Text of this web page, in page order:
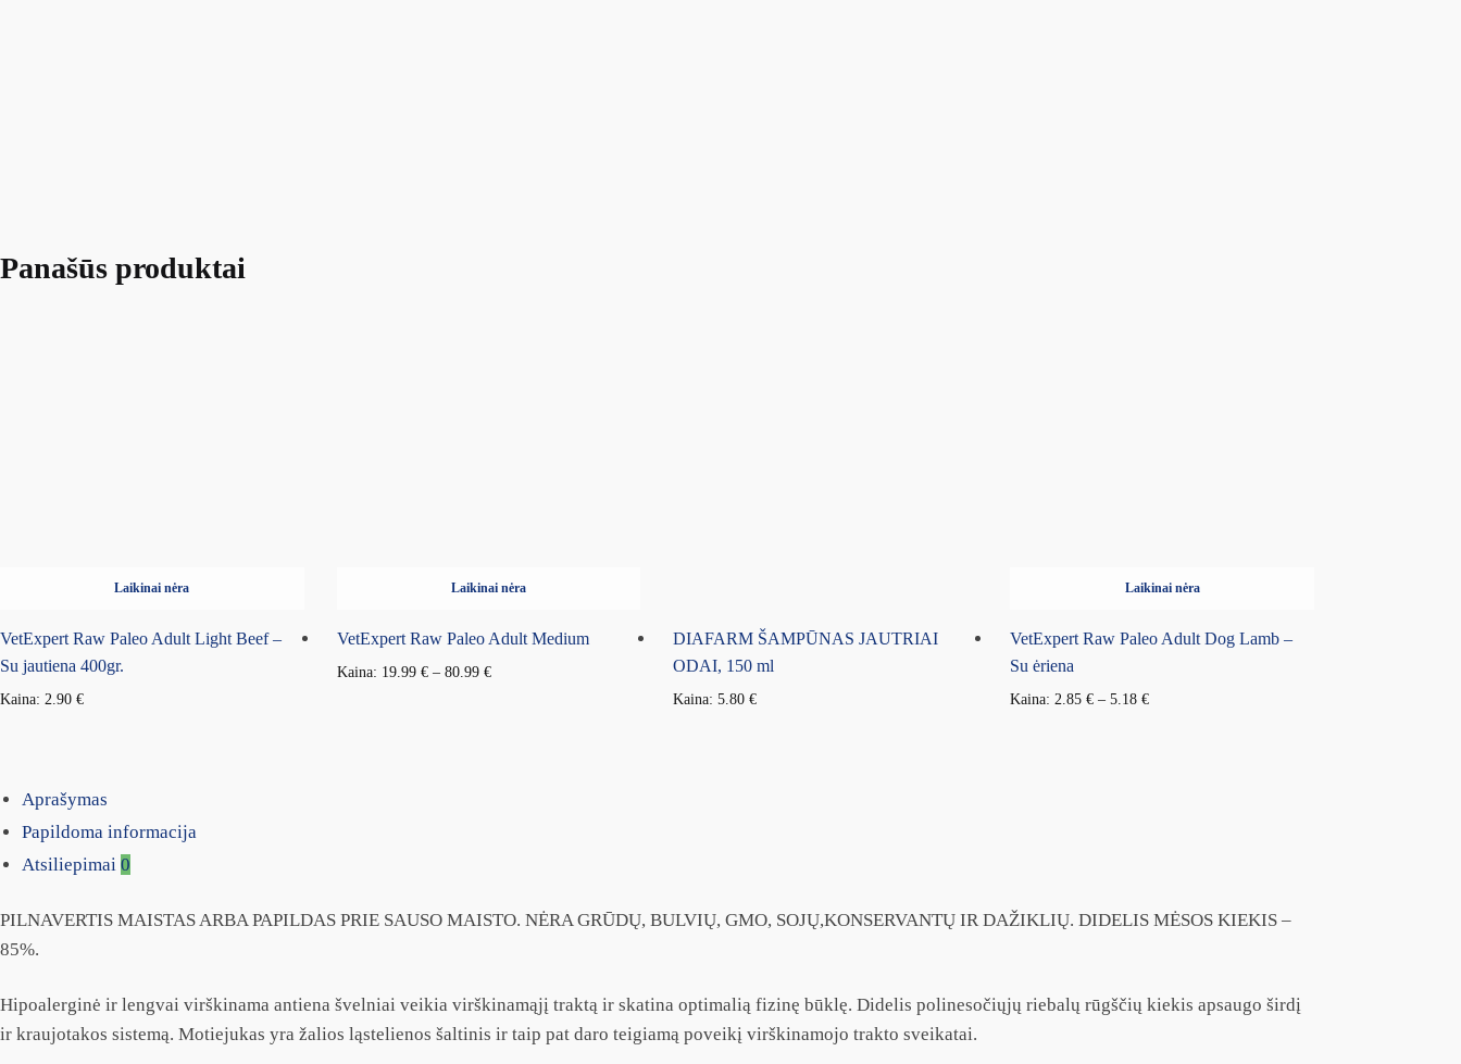
Panašūs produktai
Laikinai nėra
VetExpert Raw Paleo Adult Light Beef –
Su jautiena 400gr.
Kaina: 2.90 €
Laikinai nėra
VetExpert Raw Paleo Adult Medium
Kaina: 19.99 €– 80.99 €
DIAFARM ŠAMPŪNAS JAUTRIAI
ODAI, 150 ml
Kaina:5.80€
Laikinai nėra
VetExpert Raw Paleo Adult Dog Lamb –
Su ėriena
Kaina: 2.85€ –5.18€
Aprašymas
Papildoma informacija
Atsiliepimai 0
PILNAVERTIS MAISTAS ARBA PAPILDAS PRIE SAUSO MAISTO. NĖRA GRŪDŲ, BULVIŲ, GMO, SOJŲ,KONSERVANTŲ IR DAŽIKLIŲ. DIDELIS MĖSOS KIEKIS –
85%.
Hipoalerginė ir lengvai virškinama antiena švelniai veikia virškinamąjį traktą ir skatina optimalią fizinę būklę. Didelis polinesočiųjų riebalų rūgščių kiekis apsaugo širdį
ir kraujotakos sistemą. Motiejukas yra žalios ląstelienos šaltinis ir taip pat daro teigiamą poveikį virškinamojo trakto sveikatai.